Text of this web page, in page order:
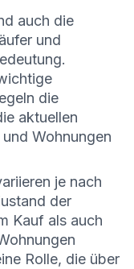
auch die
und
die
aktuellen
Wohnungen
je nach
der
Kauf als auch
Rolle, die über